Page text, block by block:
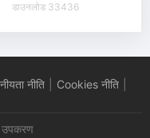
डाउनलोड 33436
नीति Cookies नीति
उपकरण